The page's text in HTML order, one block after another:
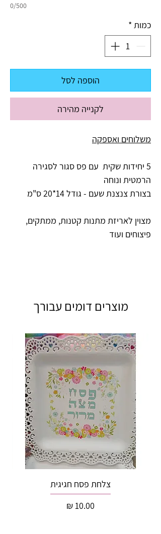
0/500
כמות *
הוספה לסל
לקנייה מהירה
משלוחים ואספקה
5 יחידות שקית עם פס סגור לסגירה
הרמטית ונוחה
בצורת צנצנת שעם - גודל 14*20 ס"מ
מצוין לאריזת מתנות קטנות, ממתקים,
פיצוחים ועוד
מוצרים דומים עבורך
צלחת פסח חגיגית
מחיר